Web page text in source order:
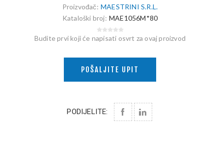
Proizvođač: MAESTRINI S.R.L.
Kataloški broj: MAE1056M*80
Budite prvi koji će napisati osvrt za ovaj proizvod
POŠALJITE UPIT
PODIJELITE: